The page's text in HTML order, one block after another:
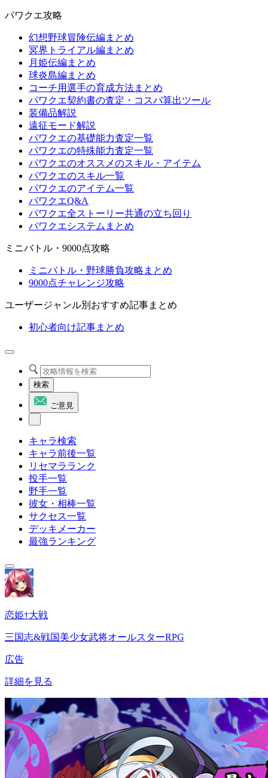
パワクエ攻略
幻想野球冒険伝編まとめ
冥界トライアル編まとめ
月姫伝編まとめ
球炎島編まとめ
コーチ用選手の育成方法まとめ
パワクエ契約書の査定・コスパ算出ツール
装備品解説
遠征モード解説
パワクエの基礎能力査定一覧
パワクエの特殊能力査定一覧
パワクエのオススメのスキル・アイテム
パワクエのスキル一覧
パワクエのアイテム一覧
パワクエQ&A
パワクエ全ストーリー共通の立ち回り
パワクエシステムまとめ
ミニバトル・9000点攻略
ミニバトル・野球勝負攻略まとめ
9000点チャレンジ攻略
ユーザージャンル別おすすめ記事まとめ
初心者向け記事まとめ
検索
ご意見
キャラ検索
キャラ前後一覧
リセマラランク
投手一覧
野手一覧
彼女・相棒一覧
サクセス一覧
デッキメーカー
最強ランキング
恋姫†大戦
三国志&戦国美少女武将オールスターRPG
広告
詳細を見る